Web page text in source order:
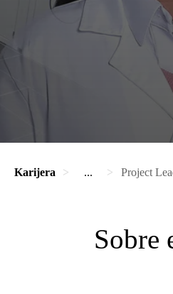
Karijera ... Project
Sobre